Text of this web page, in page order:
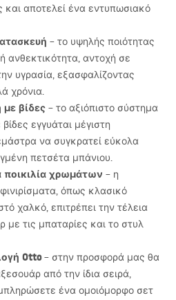
αποτελεί ένα εντυπωσιακό
– το υψηλής ποιότητας
ανθεκτικότητα, αντοχή σε
υγρασία, εξασφαλίζοντας
χρόνια.
βίδες – το αξιόπιστο σύστημα
εγγυάται μέγιστη
να συγκρατεί εύκολα
πετσέτα μπάνιου.
ποικιλία χρωμάτων – η
όπως κλασικό
χαλκό, επιτρέπει την τέλεια
με τις μπαταρίες και το στυλ
Otto– στην προσφορά μας θα
από την ίδια σειρά,
ένα ομοιόμορφο σετ